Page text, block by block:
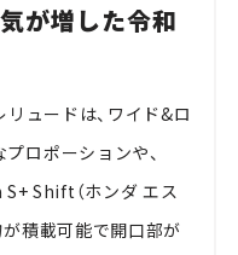
が増した令和
ュードは、ワイド&ロ
ロポーションや、
Shift（ホンダ エス
が積載可能で開口部が